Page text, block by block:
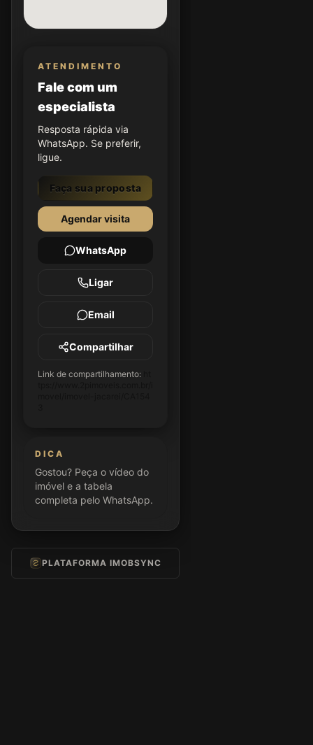
ATENDIMENTO
Fale com um
especialista
Resposta rápida via
WhatsApp. Se preferir,
ligue.
Faça sua proposta
Agendar visita
WhatsApp
Ligar
Email
Compartilhar
Link de compartilhamento:
DICA
Gostou? Peça o vídeo do
imóvel e a tabela
completa pelo WhatsApp.
PLATAFORMA IMOBSYNC